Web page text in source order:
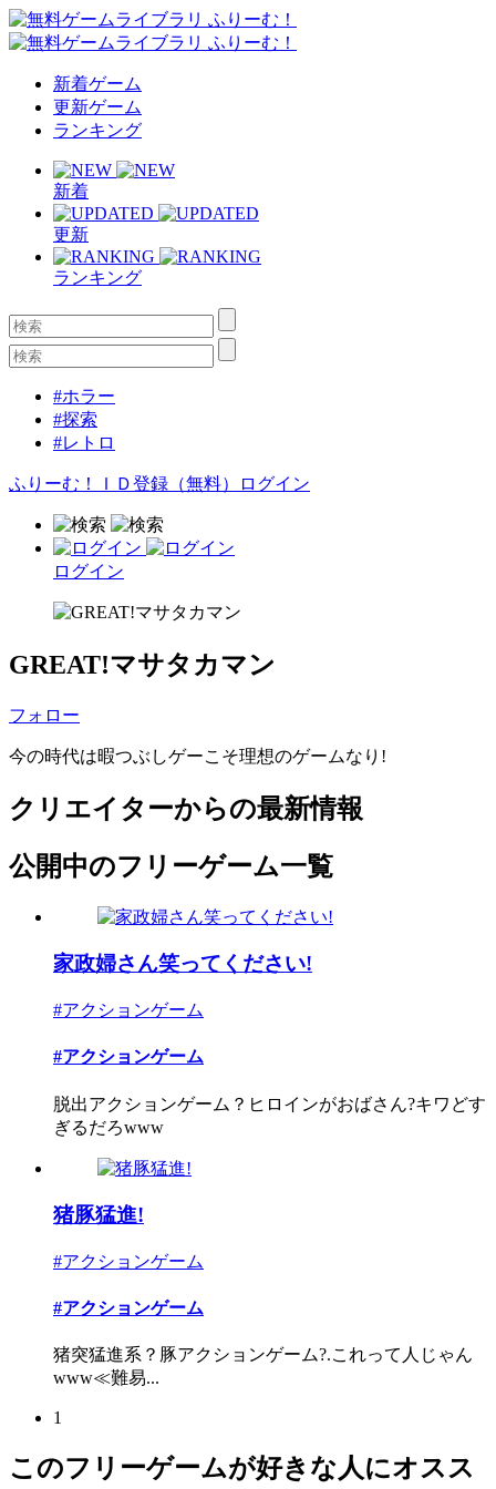
新着ゲーム
更新ゲーム
ランキング
新着
更新
ランキング
#ホラー
#探索
#レトロ
ふりーむ！ＩＤ登録（無料） ログイン
ログイン
GREAT!マサタカマン
フォロー
今の時代は暇つぶしゲーこそ理想のゲームなり!
クリエイターからの最新情報
公開中のフリーゲーム一覧
家政婦さん笑ってください!
#アクションゲーム
#アクションゲーム
脱出アクションゲーム？ヒロインがおばさん?キワどす
ぎるだろwww
猪豚猛進!
#アクションゲーム
#アクションゲーム
猪突猛進系？豚アクションゲーム?.これって人じゃん
www≪難易...
1
このフリーゲームが好きな人にオスス